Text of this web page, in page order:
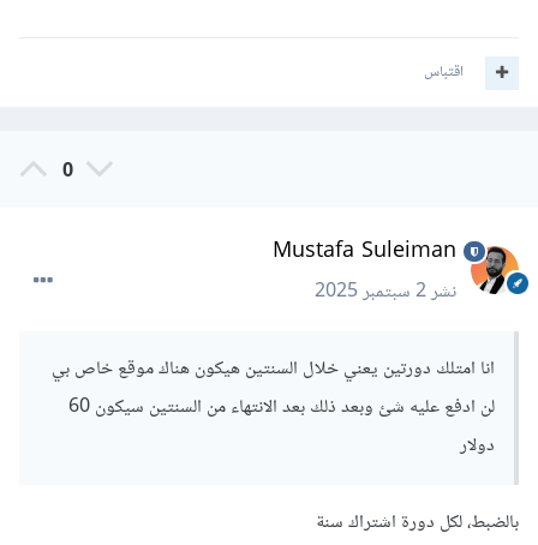
اقتباس
0
Mustafa Suleiman
نشر2 سبتمبر 2025
انا امتلك دورتين يعني خلال السنتين هيكون هناك موقع خاص بي
لن ادفع عليه شئ وبعد ذلك بعد الانتهاء من السنتين سيكون 60
دولار
بالضبط، لكل دورة اشتراك سنة